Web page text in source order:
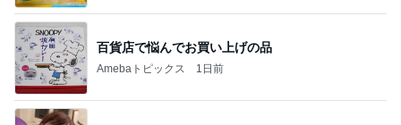
百貨店で悩んでお買い上げの品
Amebaトピックス 1日前